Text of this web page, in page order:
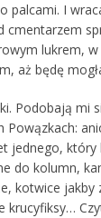
palcami. I
cmentarzem
lukrem, w
aż będę
Podobają mi
Powązkach:
jednego, który
do kolumn,
kotwice jakby
krucyfiksy…